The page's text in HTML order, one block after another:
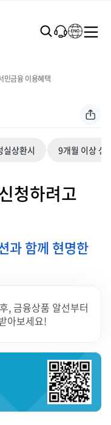
민금융 이용혜택
실상환시 9개월 이상 성
청하려고
과 함께 현명한
, 금융상품 알선부터
아보세요!